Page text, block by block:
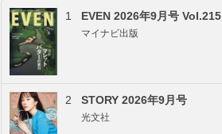
1 EVEN 2026年9月号 Vol.215
マイナビ出版
2 STORY 2026年9月号
光文社